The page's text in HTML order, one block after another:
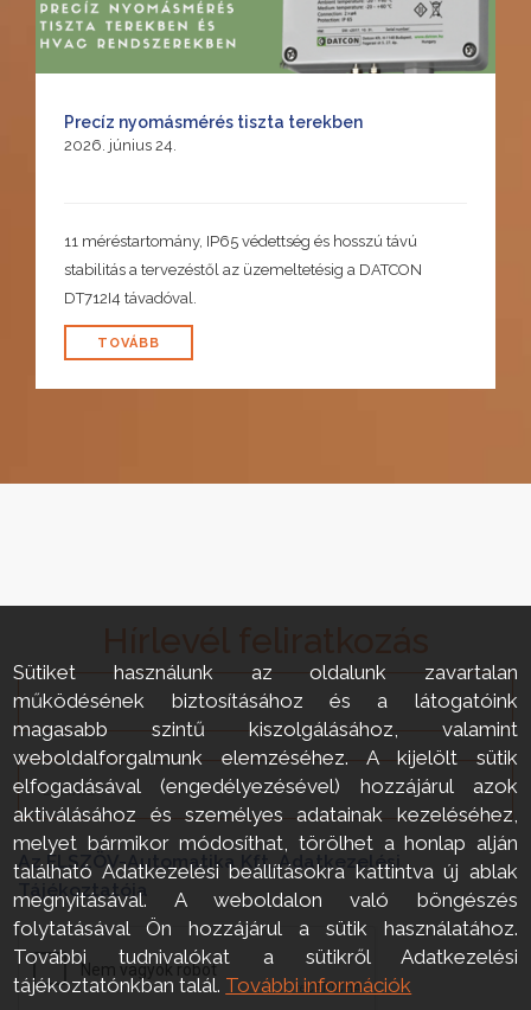
Precíz nyomásmérés tiszta terekben
2026. június 24.
11 méréstartomány, IP65 védettség és hosszú távú
stabilitás a tervezéstől az üzemeltetésig a DATCON
DT712I4 távadóval.
TOVÁBB
Az ELSZÖV-Automatika Kft. Adatkezelési
Tájékoztatója
Sütiket használunk az oldalunk zavartalan
működésének biztosításához és a látogatóink
magasabb szintű kiszolgálásához, valamint
weboldalforgalmunk elemzéséhez. A kijelölt sütik
elfogadásával (engedélyezésével) hozzájárul azok
aktiválásához és személyes adatainak kezeléséhez,
melyet bármikor módosíthat, törölhet a honlap alján
található Adatkezelési beállításokra kattintva új ablak
megnyitásával. A weboldalon való böngészés
folytatásával Ön hozzájárul a sütik használatához.
További tudnivalókat a sütikről Adatkezelési
tájékoztatónkban talál. További információk